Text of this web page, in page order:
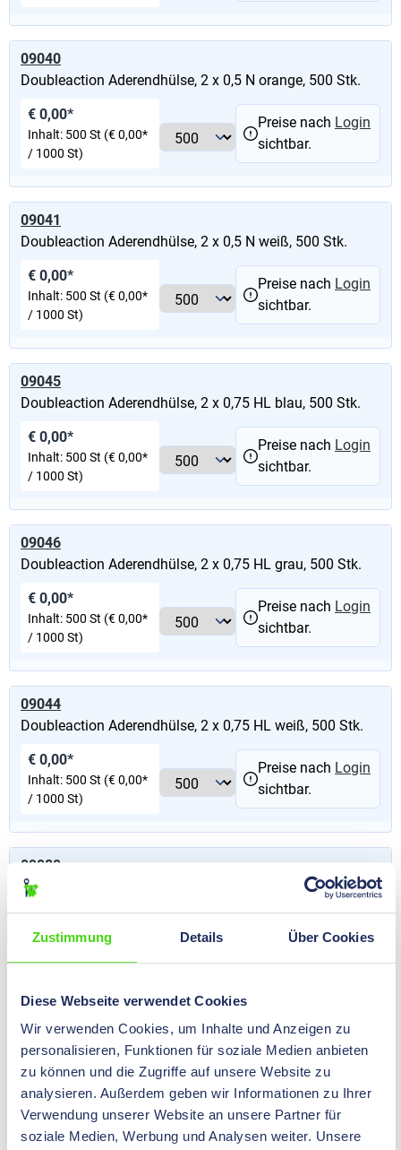
Zustimmung Details Über Cookies
Diese Webseite verwendet Cookies
Wir verwenden Cookies, um Inhalte und Anzeigen zu
personalisieren, Funktionen für soziale Medien anbieten
zu können und die Zugriffe auf unsere Website zu
analysieren. Außerdem geben wir Informationen zu Ihrer
Verwendung unserer Website an unsere Partner für
soziale Medien, Werbung und Analysen weiter. Unsere
09040
Doubleaction Aderendhülse, 2 x 0,5 N orange, 500 Stk.
€ 0,00*
Inhalt: 500 St (€ 0,00*
/ 1000 St)
Preise nach Login
sichtbar.
09041
Doubleaction Aderendhülse, 2 x 0,5 N weiß, 500 Stk.
€ 0,00*
Inhalt: 500 St (€ 0,00*
/ 1000 St)
Preise nach Login
sichtbar.
09045
Doubleaction Aderendhülse, 2 x 0,75 HL blau, 500 Stk.
€ 0,00*
Inhalt: 500 St (€ 0,00*
/ 1000 St)
Preise nach Login
sichtbar.
09046
Doubleaction Aderendhülse, 2 x 0,75 HL grau, 500 Stk.
€ 0,00*
Inhalt: 500 St (€ 0,00*
/ 1000 St)
Preise nach Login
sichtbar.
09044
Doubleaction Aderendhülse, 2 x 0,75 HL weiß, 500 Stk.
€ 0,00*
Inhalt: 500 St (€ 0,00*
/ 1000 St)
Preise nach Login
sichtbar.
09080
Doubleaction Aderendhülse, 2 x 0,75 L blau, 500 Stk.
Inhalt:500 St(€ 0,00*
/ 1000 St)
Preise nach
Login
09081
Doubleaction Aderendhülse, 2 x 0,75 L grau, 500 Stk.
€ 0,00*
Inhalt:500 St (€ 0,00*
/ 1000 St)
Preise nachLogin
sichtbar.